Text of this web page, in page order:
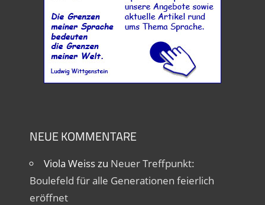
NEUE KOMMENTARE
Viola Weisszu Neuer Treffpunkt:
Boulefeld für alle Generationen feierlich
eröffnet